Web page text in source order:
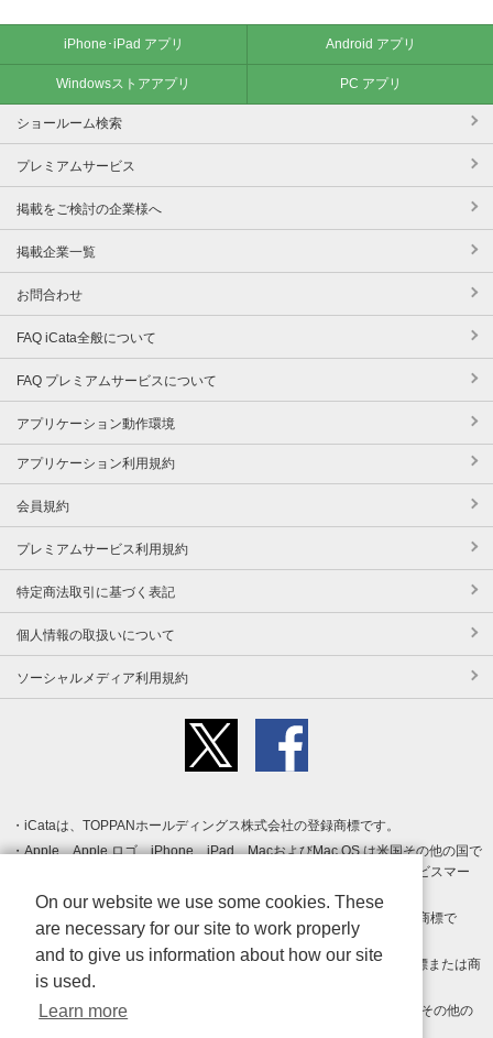
iPhone･iPad アプリ Android アプリ
Windowsストアアプリ PC アプリ
ショールーム検索
プレミアムサービス
掲載をご検討の企業様へ
掲載企業一覧
お問合わせ
FAQ iCata全般について
FAQ プレミアムサービスについて
アプリケーション動作環境
アプリケーション利用規約
会員規約
プレミアムサービス利用規約
特定商法取引に基づく表記
個人情報の取扱いについて
ソーシャルメディア利用規約
iCataは、TOPPANホールディングス株式会社の登録商標です。
Apple、Apple ロゴ、iPhone、iPad、MacおよびMac OS は米国その他の国で
登録された Apple Inc. の商標です。App Store は Apple Inc. のサービスマー
クです。
Android、Google Play および Google Play ロゴ は Google LLC の商標で
す。
Windows は Microsoft Inc.の米国およびその他の国における登録商標または商
標です。
Adobe、Adobe Reader、Adobe PDF は、Adobe Inc.の米国およびその他の
On our website we use some cookies. These
are necessary for our site to work properly
and to give us information about how our site
is used.
Learn more